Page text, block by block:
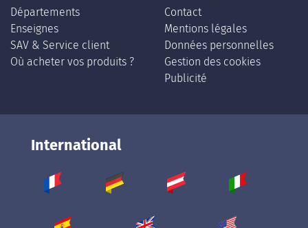
Départements
Enseignes
SAV & Service client
Où acheter vos produits ?
Contact
Mentions légales
Données personnelles
Gestion des cookies
Publicité
International